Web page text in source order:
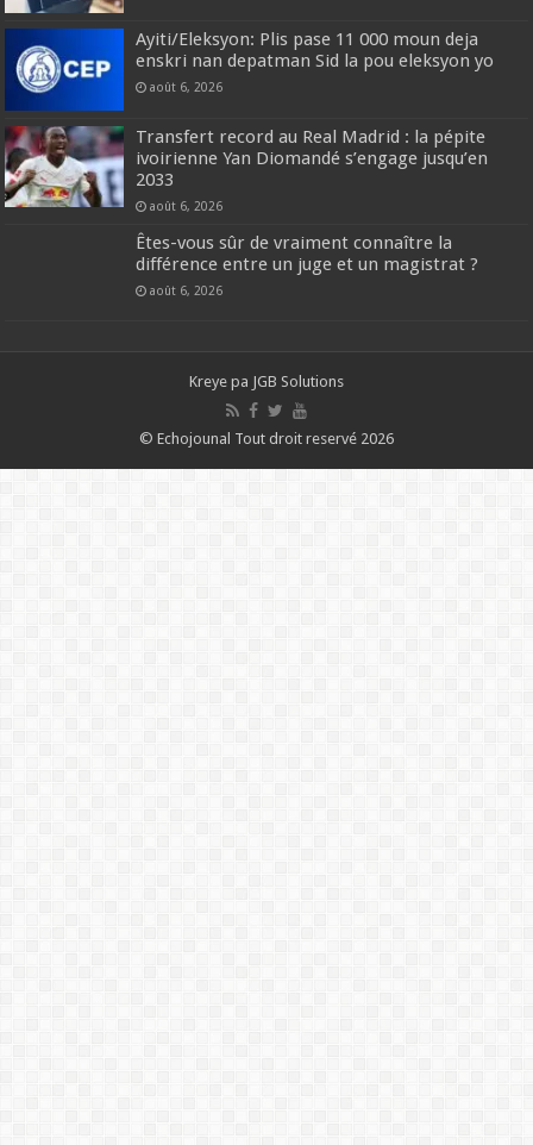
Ayiti/Eleksyon: Plis pase 11 000 moun deja
enskri nan depatman Sid la pou eleksyon yo
août 6, 2026
Transfert record au Real Madrid : la pépite
ivoirienne Yan Diomandé s’engage jusqu’en
2033
août 6, 2026
Êtes-vous sûr de vraiment connaître la
différence entre un juge et un magistrat ?
août 6, 2026
Kreye pa JGB Solutions
© Echojounal Tout droit reservé 2026